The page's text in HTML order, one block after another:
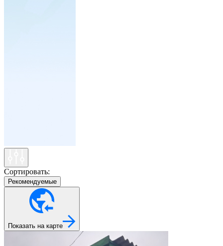
Сортировать:
Рекомендуемые
Показать на карте